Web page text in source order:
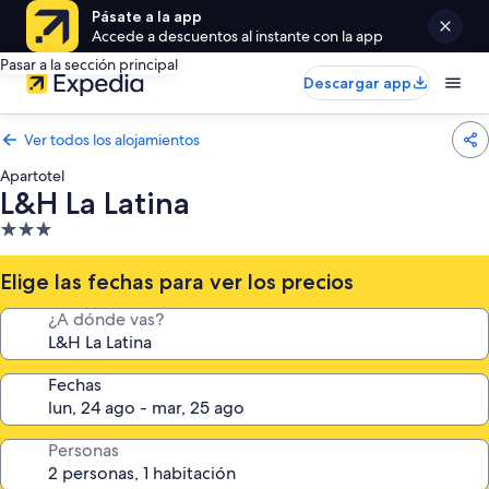
Pásate a la app
Accede a descuentos al instante con la app
Pasar a la sección principal
Descargar app
Ver todos los alojamientos
Apartotel
L&H La Latina
Alojamiento
de
3.0 estrellas
Elige las fechas para ver los precios
¿A dónde vas?
Fechas
Personas